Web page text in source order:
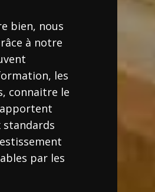
bien, nous
à notre
les
connaitre le
standards
par les